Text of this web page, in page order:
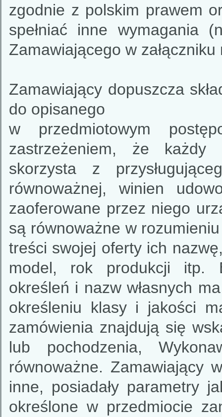
zgodnie z polskim prawem
spełniać inne wymagania
Zamawiającego w załączniku
Zamawiający dopuszcza
do opisanego
w przedmiotowym
zastrzeżeniem, że każdy
skorzysta z
równoważnej, winien
zaoferowane przez niego
są równoważne w
treści swojej oferty ich
model, rok produkcji itp.
określeń i nazw własnych
określeniu klasy i jakości
zamówienia znajdują się
lub pochodzenia,
równoważne. Zamawiający
inne, posiadały parametry
określone w przedmiocie